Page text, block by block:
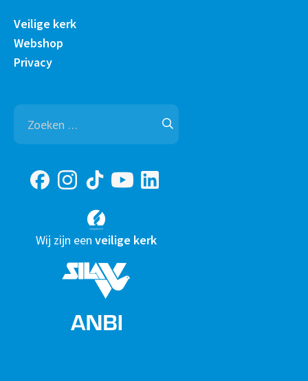
Veilige kerk
Webshop
Privacy
Zoeken
naar:
Wij zijn een veilige kerk